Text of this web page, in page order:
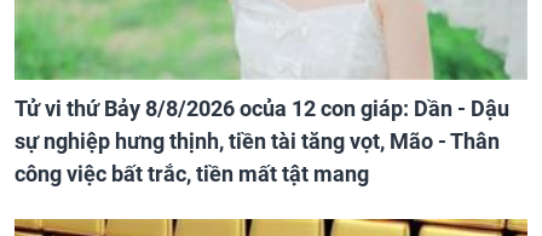
Tử vi thứ Bảy 8/8/2026 ocủa 12 con giáp: Dần - Dậu
sự nghiệp hưng thịnh, tiền tài tăng vọt, Mão - Thân
công việc bất trắc, tiền mất tật mang